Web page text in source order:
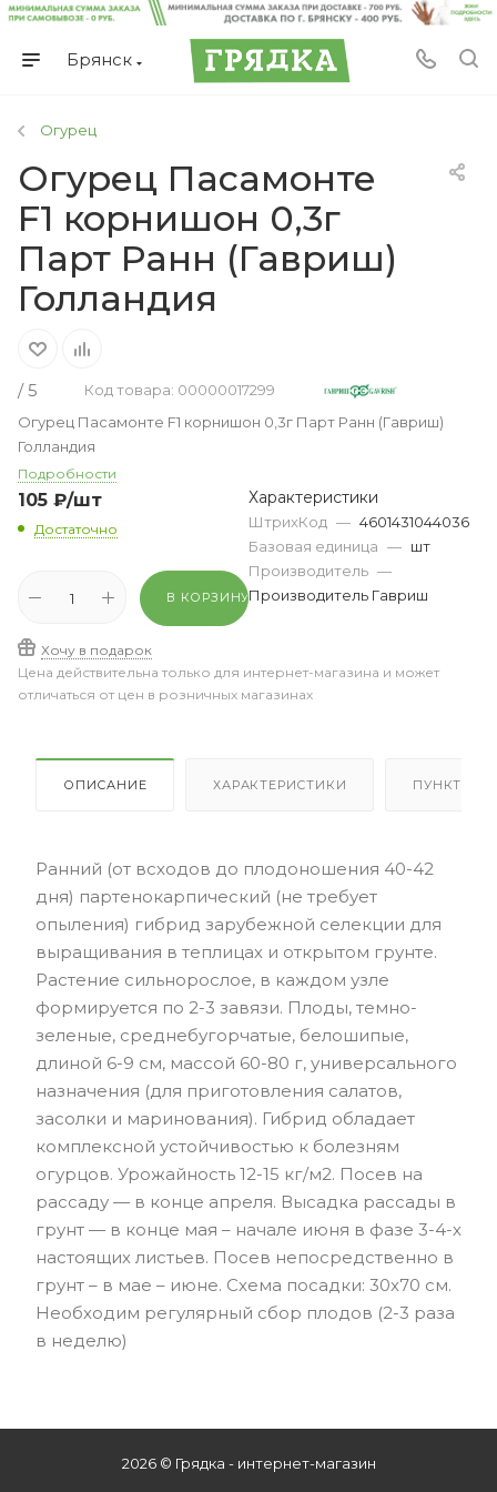
Брянск
Огурец
Огурец Пасамонте
F1 корнишон 0,3г
Парт Ранн (Гавриш)
Голландия
/ 5
Код товара: 00000017299
Огурец Пасамонте F1 корнишон 0,3г Парт Ранн (Гавриш)
Голландия
Подробности
105 ₽/шт
Достаточно
В КОРЗИНУ
Хочу в подарок
Характеристики
ШтрихКод — 4601431044036
Базовая единица — шт
Производитель —
Производитель Гавриш
Цена действительна только для интернет-магазина и может
отличаться от цен в розничных магазинах
ОПИСАНИЕ ХАРАКТЕРИСТИКИ ПУНКТЫ
Ранний (от всходов до плодоношения 40-42
дня) партенокарпический (не требует
опыления) гибрид зарубежной селекции для
выращивания в теплицах и открытом грунте.
Растение сильнорослое, в каждом узле
формируется по 2-3 завязи. Плоды, темно-
зеленые, среднебугорчатые, белошипые,
длиной 6-9 см, массой 60-80 г, универсального
назначения (для приготовления салатов,
засолки и маринования). Гибрид обладает
комплексной устойчивостью к болезням
огурцов. Урожайность 12-15 кг/м2. Посев на
рассаду — в конце апреля. Высадка рассады в
грунт — в конце мая – начале июня в фазе 3-4-х
настоящих листьев. Посев непосредственно в
грунт – в мае – июне. Схема посадки: 30х70 см.
Необходим регулярный сбор плодов (2-3 раза
в неделю)
2026 © Грядка - интернет-магазин